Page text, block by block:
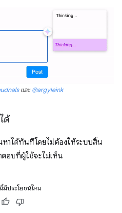
และ @argyleink
ด้
าได้ทันทีโดยไม่ต้องให้ระบบสิ้น
ตอบที่ผู้ใช้จะไม่เห็น
มีประโยชน์ไหม